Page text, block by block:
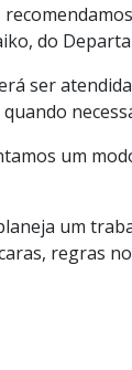
do
ser
um
um
regras